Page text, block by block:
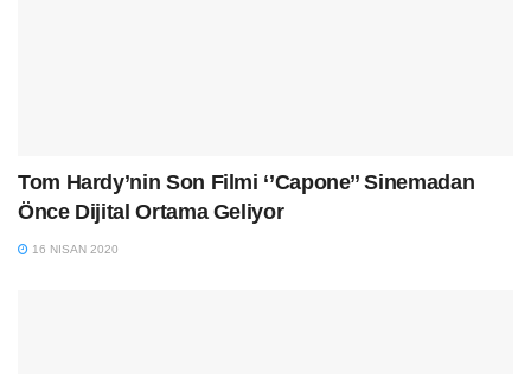
Tom Hardy’nin Son Filmi ‘’Capone’’ Sinemadan
Önce Dijital Ortama Geliyor
16 NISAN 2020